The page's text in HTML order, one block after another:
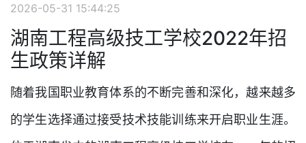
2026-05-31 15:44:25
湖南工程高级技工学校2022年招
生政策详解
随着我国职业教育体系的不断完善和深化，越来越多
的学生选择通过接受技术技能训练来开启职业生涯。